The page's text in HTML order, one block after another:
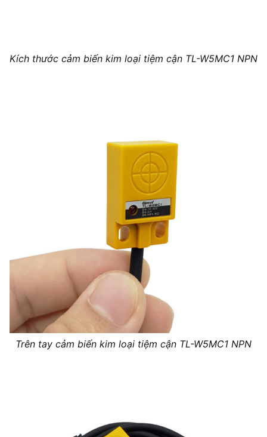
Kích thước cảm biến kim loại tiệm cận TL-W5MC1 NPN
Trên tay cảm biến kim loại tiệm cận TL-W5MC1 NPN